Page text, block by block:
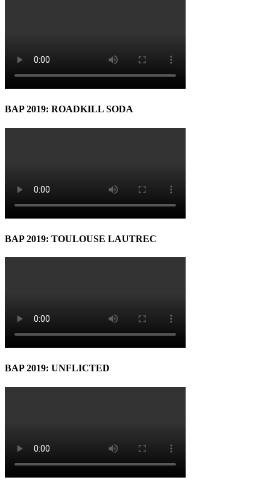
BAP 2019: ROADKILL SODA
BAP 2019: TOULOUSE LAUTREC
BAP 2019: UNFLICTED